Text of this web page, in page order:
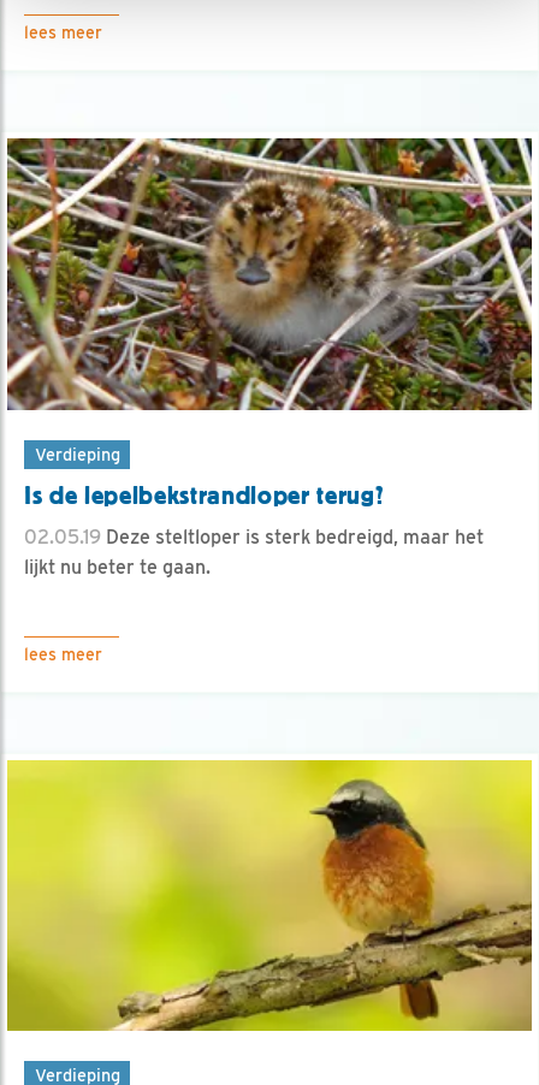
lees meer
Verdieping
Is de lepelbek­strandloper terug?
02.05.19 Deze steltloper is sterk bedreigd, maar het
lijkt nu beter te gaan.
lees meer
Verdieping